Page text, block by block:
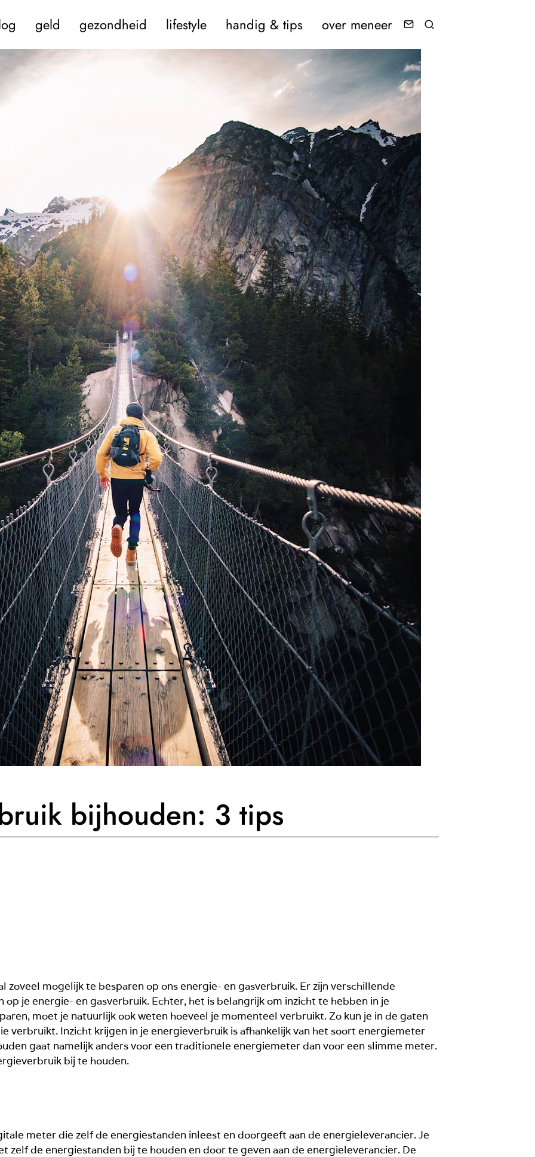
geld gezondheid lifestyle handig & tips over meneer
bijhouden: 3 tips
zoveel mogelijk te besparen op ons energie- en gasverbruik. Er zijn verschillende
op je energie- en gasverbruik. Echter, het is belangrijk om inzicht te hebben in je
moet je natuurlijk ook weten hoeveel je momenteel verbruikt. Zo kun je in de gaten
verbruikt. Inzicht krijgen in je energieverbruik is afhankelijk van het soort energiemeter
gaat namelijk anders voor een traditionele energiemeter dan voor een slimme meter.
bij te houden.
meter die zelf de energiestanden inleest en doorgeeft aan de energieleverancier. Je
zelf de energiestanden bij te houden en door te geven aan de energieleverancier. De